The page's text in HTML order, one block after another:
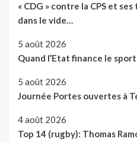
« CDG » contre la CPS et
dans le vide…
5 août 2026
Quand l’Etat finance le
5 août 2026
Journée Portes ouvertes à
4 août 2026
Top 14 (rugby): Thomas